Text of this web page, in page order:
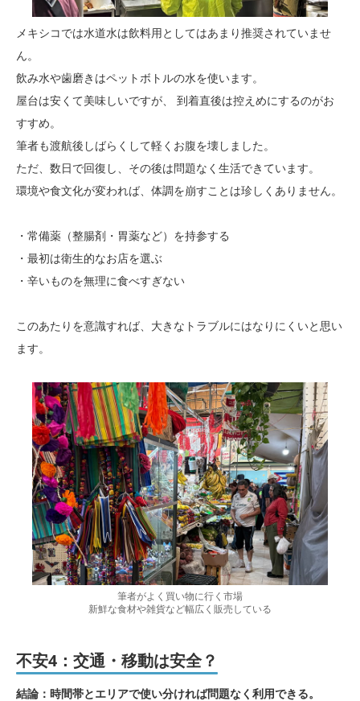
メキシコでは水道水は飲料用としてはあまり推奨されていませ
ん。
飲み水や歯磨きはペットボトルの水を使います。
屋台は安くて美味しいですが、 到着直後は控えめにするのがお
すすめ。
筆者も渡航後しばらくして軽くお腹を壊しました。
ただ、数日で回復し、その後は問題なく生活できています。
環境や食文化が変われば、体調を崩すことは珍しくありません。
・常備薬（整腸剤・胃薬など）を持参する
・最初は衛生的なお店を選ぶ
・辛いものを無理に食べすぎない
このあたりを意識すれば、大きなトラブルにはなりにくいと思い
ます。
筆者がよく買い物に行く市場
新鮮な食材や雑貨など幅広く販売している
不安4：交通・移動は安全？
結論：時間帯とエリアで使い分ければ問題なく利用できる。